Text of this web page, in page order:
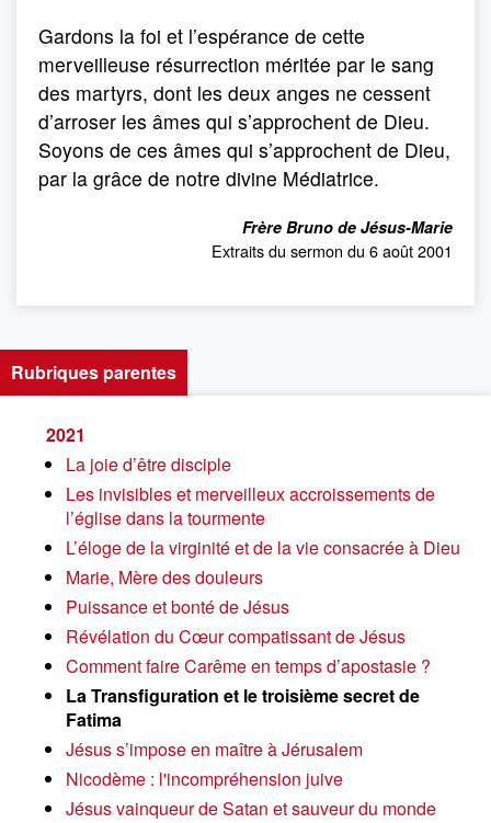
Gardons la foi et l’espérance de cette
merveilleuse résurrection méritée par le sang
des martyrs, dont les deux anges ne cessent
d’arroser les âmes qui s’approchent de Dieu.
Soyons de ces âmes qui s’approchent de Dieu,
par la grâce de notre divine Médiatrice.
Frère Bruno de Jésus-Marie
Extraits du sermon du 6 août 2001
Rubriques parentes
2021
La joie d’être disciple
Les invisibles et merveilleux accroissements de
l’église dans la tourmente
L’éloge de la virginité et de la vie consacrée à Dieu
Marie, Mère des douleurs
Puissance et bonté de Jésus
Révélation du Cœur compatissant de Jésus
Comment faire Carême en temps d’apostasie ?
La Transfiguration et le troisième secret de
Fatima
Jésus s’impose en maître à Jérusalem
Nicodème : l'incompréhension juive
Jésus vainqueur de Satan et sauveur du monde